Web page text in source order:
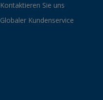
Kontaktieren Sie uns
Globaler Kundenservice